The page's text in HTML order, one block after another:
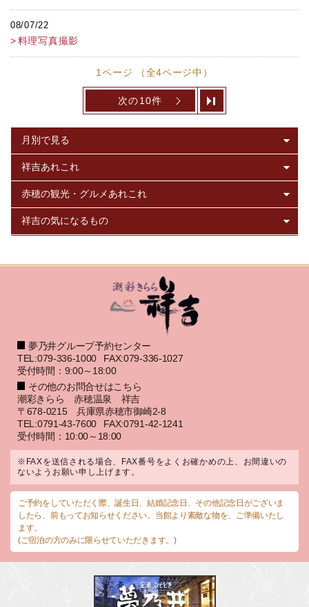
08/07/22
料理写真撮影
1ページ （全4ページ中）
次の10件
夢乃井グループ予約センター
TEL:079-336-1000
FAX:079-336-1027
受付時間：9:00～18:00
その他のお問合せはこちら
潮彩きらら 赤穂温泉 祥吉
〒678-0215 兵庫県赤穂市御崎2-8
TEL:0791-43-7600
FAX:0791-42-1241
受付時間：10:00～18:00
※FAXを送信される場合、FAX番号をよくお確かめの上、お間違いの
ないようお願い申し上げます。
ご予約をしていただく際、誕生日、結婚記念日、その他記念日がございま
したら、前もってお知らせください。当館より素敵な物を、ご準備いたし
ます。
(ご宿泊の方のみに限らせていただきます。)